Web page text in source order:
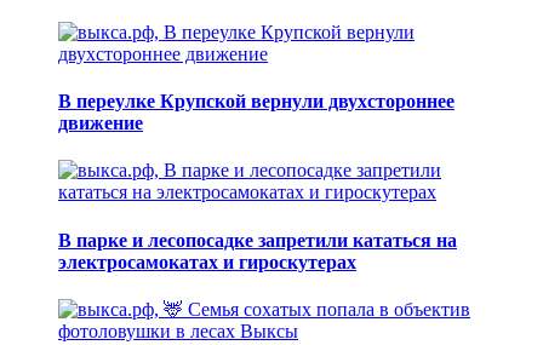
В переулке Крупской вернули двухстороннее
движение
В парке и лесопосадке запретили кататься на
электросамокатах и гироскутерах